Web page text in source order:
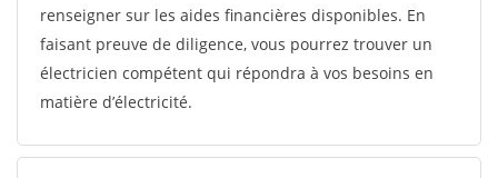
renseigner sur les aides financières disponibles. En
faisant preuve de diligence, vous pourrez trouver un
électricien compétent qui répondra à vos besoins en
matière d’électricité.